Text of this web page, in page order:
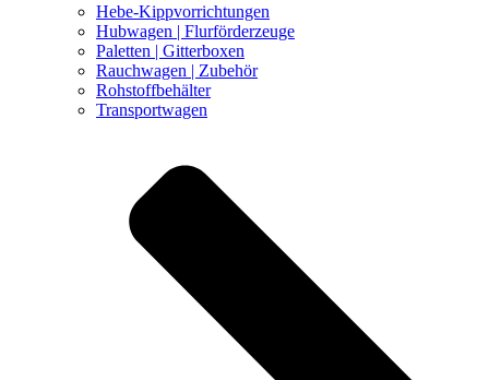
Hebe-Kippvorrichtungen
Hubwagen | Flurförderzeuge
Paletten | Gitterboxen
Rauchwagen | Zubehör
Rohstoffbehälter
Transportwagen